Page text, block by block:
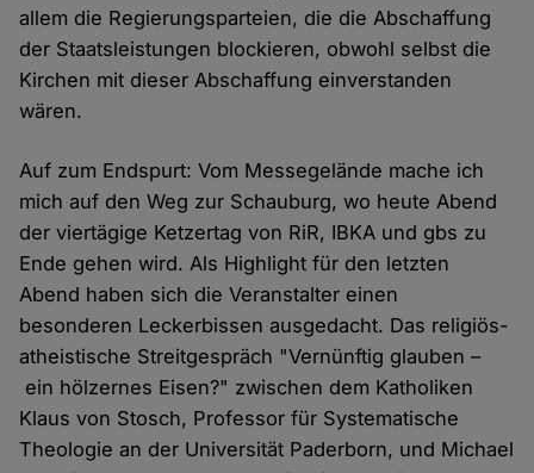
allem die Regierungsparteien, die die Abschaffung
der Staatsleistungen blockieren, obwohl selbst die
Kirchen mit dieser Abschaffung einverstanden
wären.
Auf zum Endspurt: Vom Messegelände mache ich
mich auf den Weg zur Schauburg, wo heute Abend
der viertägige Ketzertag von RiR, IBKA und gbs zu
Ende gehen wird. Als Highlight für den letzten
Abend haben sich die Veranstalter einen
besonderen Leckerbissen ausgedacht. Das religiös-
atheistische Streitgespräch "Vernünftig glauben –
ein hölzernes Eisen?" zwischen dem Katholiken
Klaus von Stosch, Professor für Systematische
Theologie an der Universität Paderborn, und Michael